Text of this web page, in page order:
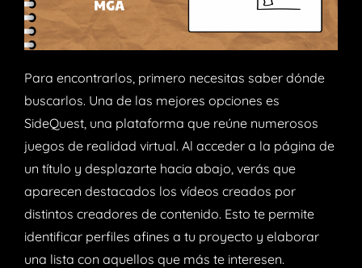
Para encontrarlos, primero necesitas saber dónde
buscarlos. Una de las mejores opciones es
SideQuest, una plataforma que reúne numerosos
juegos de realidad virtual. Al acceder a la página de
un título y desplazarte hacia abajo, verás que
aparecen destacados los vídeos creados por
distintos creadores de contenido. Esto te permite
identificar perfiles afines a tu proyecto y elaborar
una lista con aquellos que más te interesen.